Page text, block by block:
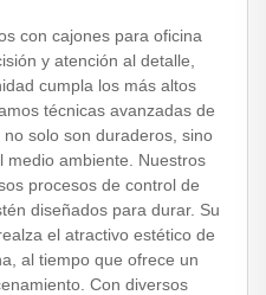
con cajones para oficina
y atención al detalle,
cumpla los más altos
técnicas avanzadas de
solo son duraderos, sino
medio ambiente. Nuestros
procesos de control de
diseñados para durar. Su
el atractivo estético de
al tiempo que ofrece un
Con diversos